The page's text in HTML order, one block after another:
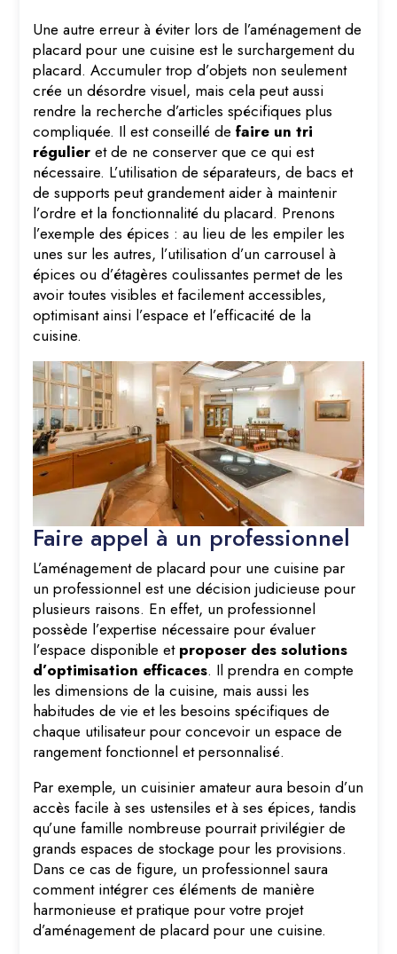
Une autre erreur à éviter lors de l’aménagement de
placard pour une cuisine est le surchargement du
placard. Accumuler trop d’objets non seulement
crée un désordre visuel, mais cela peut aussi
rendre la recherche d’articles spécifiques plus
compliquée. Il est conseillé de faire un tri
régulier et de ne conserver que ce qui est
nécessaire. L’utilisation de séparateurs, de bacs et
de supports peut grandement aider à maintenir
l’ordre et la fonctionnalité du placard. Prenons
l’exemple des épices : au lieu de les empiler les
unes sur les autres, l’utilisation d’un carrousel à
épices ou d’étagères coulissantes permet de les
avoir toutes visibles et facilement accessibles,
optimisant ainsi l’espace et l’efficacité de la
cuisine.
Faire appel à un professionnel
L’aménagement de placard pour une cuisine par
un professionnel est une décision judicieuse pour
plusieurs raisons. En effet, un professionnel
possède l’expertise nécessaire pour évaluer
l’espace disponible et proposer des solutions
d’optimisation efficaces. Il prendra en compte
les dimensions de la cuisine, mais aussi les
habitudes de vie et les besoins spécifiques de
chaque utilisateur pour concevoir un espace de
rangement fonctionnel et personnalisé.
Par exemple, un cuisinier amateur aura besoin d’un
accès facile à ses ustensiles et à ses épices, tandis
qu’une famille nombreuse pourrait privilégier de
grands espaces de stockage pour les provisions.
Dans ce cas de figure, un professionnel saura
comment intégrer ces éléments de manière
harmonieuse et pratique pour votre projet
d’aménagement de placard pour une cuisine.